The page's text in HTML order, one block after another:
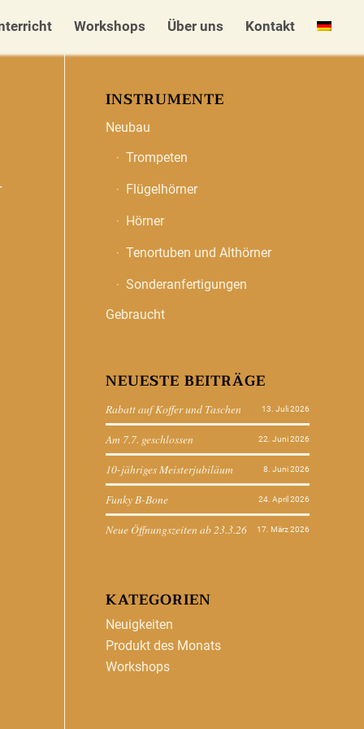
Workshops Über uns Kontakt
INSTRUMENTE
Neubau
Trompeten
Flügelhörner
Hörner
Tenortuben und Althörner
Sonderanfertigungen
Gebraucht
NEUESTE BEITRÄGE
Rabatt auf Koffer und Taschen 13. Juli 2026
Am 7.7. geschlossen 22. Juni 2026
10-jähriges Meisterjubiläum 8. Juni 2026
Funky B-Bone 24. April 2026
Neue Öffnungszeiten ab 23.3.26 17. März 2026
KATEGORIEN
Neuigkeiten
Produkt des Monats
Workshops